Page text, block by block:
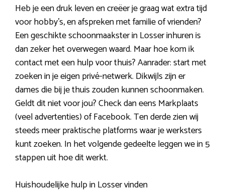
Heb je een druk leven en creëer je graag wat extra tijd
voor hobby’s, en afspreken met familie of vrienden?
Een geschikte schoonmaakster in Losser inhuren is
dan zeker het overwegen waard. Maar hoe kom ik
contact met een hulp voor thuis? Aanrader: start met
zoeken in je eigen privé-netwerk. Dikwijls zijn er
dames die bij je thuis zouden kunnen schoonmaken.
Geldt dit niet voor jou? Check dan eens Markplaats
(veel advertenties) of Facebook. Ten derde zien wij
steeds meer praktische platforms waar je werksters
kunt zoeken. In het volgende gedeelte leggen we in 5
stappen uit hoe dit werkt.
Huishoudelijke hulp in Losser vinden